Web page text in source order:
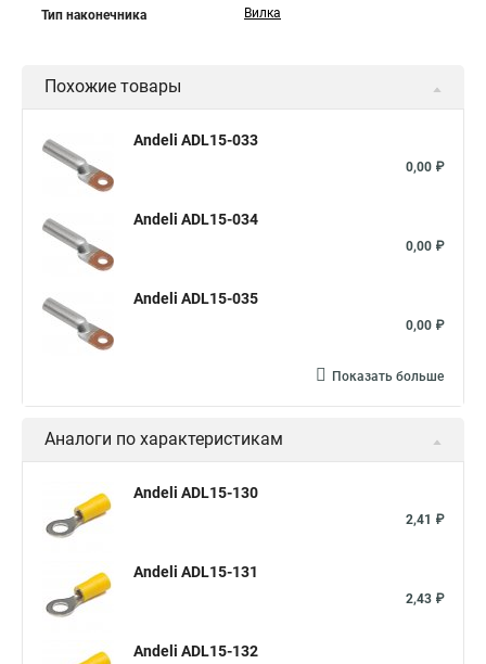
Тип наконечника Вилка
Похожие товары
Andeli ADL15-033
0,00 ₽
Andeli ADL15-034
0,00 ₽
Andeli ADL15-035
0,00 ₽
Показать больше
Аналоги по характеристикам
Andeli ADL15-130
2,41 ₽
Andeli ADL15-131
2,43 ₽
Andeli ADL15-132